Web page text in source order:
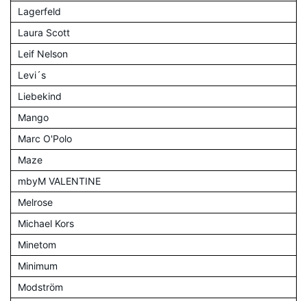
Lagerfeld
Laura Scott
Leif Nelson
Levi´s
Liebekind
Mango
Marc O'Polo
Maze
mbyM VALENTINE
Melrose
Michael Kors
Minetom
Minimum
Modström